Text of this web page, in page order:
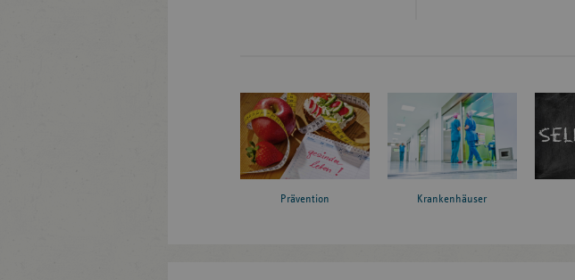
Prävention Krankenhäuser